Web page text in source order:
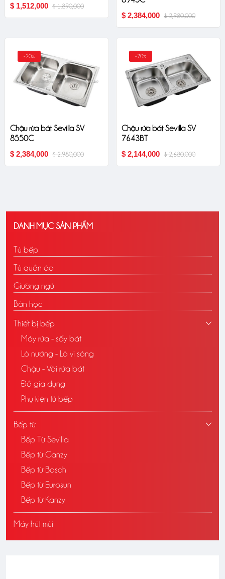
$ 1,512,000 $ 1,890,000
$ 2,384,000 $ 2,980,000
-20%
Chậu rửa bát Sevilla SV
8550C
$ 2,384,000 $ 2,980,000
-20%
Chậu rửa bát Sevilla SV
7643BT
$ 2,144,000 $ 2,680,000
DANH MỤC SẢN PHẨM
Tủ bếp
Tủ quần áo
Giường ngủ
Bàn học
Thiết bị bếp
Máy rửa - sấy bát
Lò nướng - Lò vi sóng
Chậu - Vòi rửa bát
Đồ gia dụng
Phụ kiện tủ bếp
Bếp từ
Bếp Từ Sevilla
Bếp từ Canzy
Bếp từ Bosch
Bếp từ Eurosun
Bếp từ Kanzy
Máy hút mùi